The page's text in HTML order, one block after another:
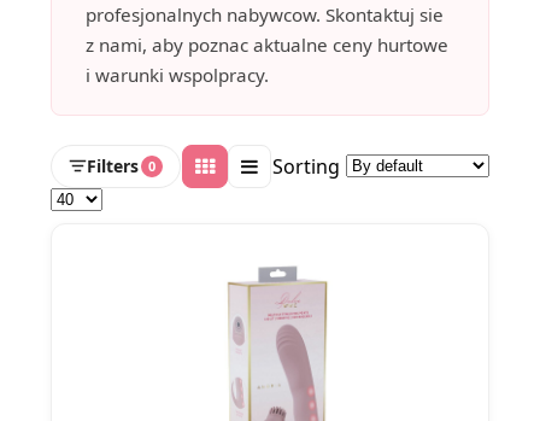
profesjonalnych nabywcow. Skontaktuj sie
z nami, aby poznac aktualne ceny hurtowe
i warunki wspolpracy.
Filters 0 Sorting